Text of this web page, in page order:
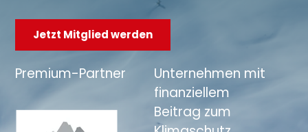
Jetzt Mitglied werden
Premium-Partner
Unternehmen mit
finanziellem
Beitrag zum